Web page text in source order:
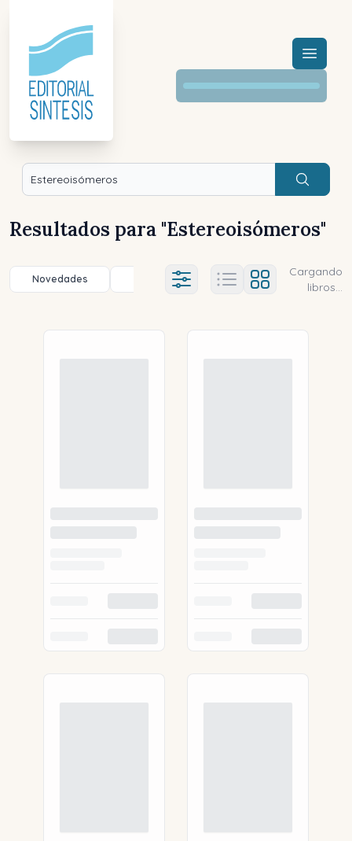
Menú
Buscar
Resultados para "Estereoisómeros"
Novedades Título (a-z) Título (z-a)
Ajustes abierto
Cargando
libros...